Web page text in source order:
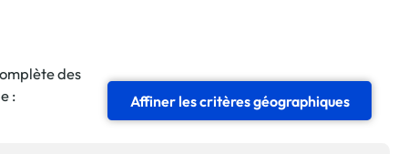
autour de vos achats inclusifs
Affiner les critères géographiques
des
: